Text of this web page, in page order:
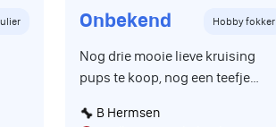
Onbekend Hobby fokker
Nog drie mooie lieve kruising
pups te koop, nog een teefje
de twee donkere zijn reutjes,
B Hermsen